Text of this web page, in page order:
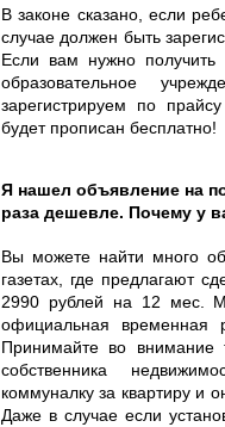
В законе сказано, если
случае должен быть
Если вам нужно
образовательное
зарегистрируем по
будет прописан бесплатно!
Я нашел объявление на
раза дешевле. Почему у
Вы можете найти много
газетах, где предлагают
2990 рублей на 12 мес.
официальная временная
Принимайте во внимание
собственника
коммуналку за квартиру и
Даже в случае если